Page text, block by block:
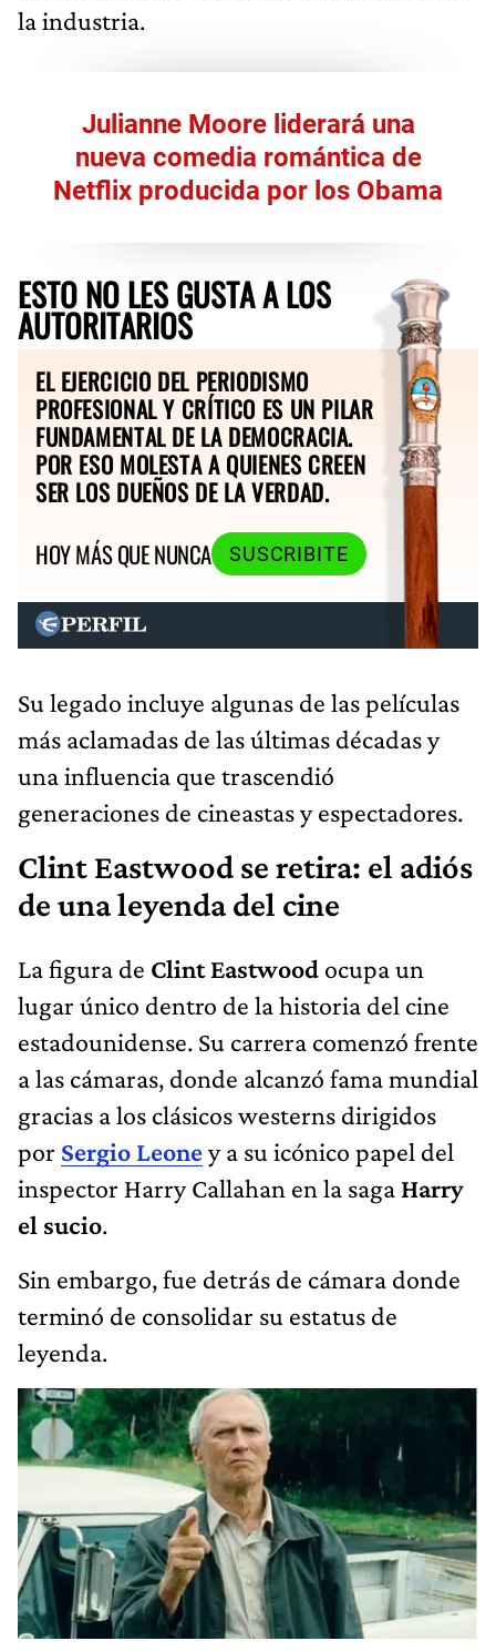
la industria.
Julianne Moore liderará una
nueva comedia romántica de
Netflix producida por los Obama
ESTO NO LES GUSTA A LOS
AUTORITARIOS
EL EJERCICIO DEL PERIODISMO
PROFESIONAL Y CRÍTICO ES UN PILAR
FUNDAMENTAL DE LA DEMOCRACIA.
POR ESO MOLESTA A QUIENES CREEN
SER LOS DUEÑOS DE LA VERDAD.
HOY MÁS QUE NUNCA
SUSCRIBITE
Su legado incluye algunas de las películas
más aclamadas de las últimas décadas y
una influencia que trascendió
generaciones de cineastas y espectadores.
Clint Eastwood se retira: el adiós
de una leyenda del cine
La figura de Clint Eastwood ocupa un
lugar único dentro de la historia del cine
estadounidense. Su carrera comenzó frente
a las cámaras, donde alcanzó fama mundial
gracias a los clásicos westerns dirigidos
por Sergio Leoney a su icónico papel del
inspector Harry Callahan en la saga Harry
el sucio.
Sin embargo, fue detrás de cámara donde
terminó de consolidar su estatus de
leyenda.